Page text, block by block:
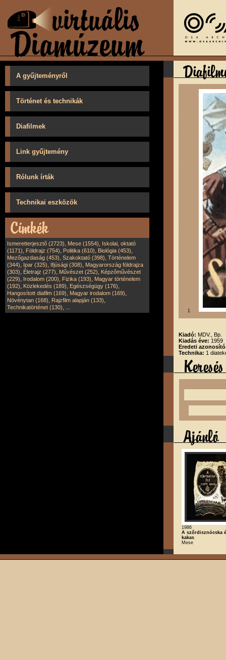
A gyűjteményről
Történet és technikák
Diafilmek
Link gyűjtemény
Rólunk írták
Technikai eszközök
Ismeretterjesztő (2723), Mese (1554), Iskolai, oktató
(1171), Földrajz (754), Politika (610), Biológia (453),
Mezőgazdaság (453), Szakoktató (398), Történelem
(344), Ipar (325), Ifjúsági (308), Magyarország földrajza
(303), Életrajz (277), Művészet (252), Képzőművészet
(229), Irodalom (200), Fizika (193), Magyar történelem
(192), Közlekedés (189), Egészségügy (176),
Hangosított diafilm (169), Magyar irodalom (169),
Növénytan (168), Rajzfilm alapján (133),
Technikatörténet (130), 1
Kiadó: MDV., Bp.
Kiadás éve: 1959
Eredeti
Technika: 1
1986
A szőrdisznócska
kakas
Mese